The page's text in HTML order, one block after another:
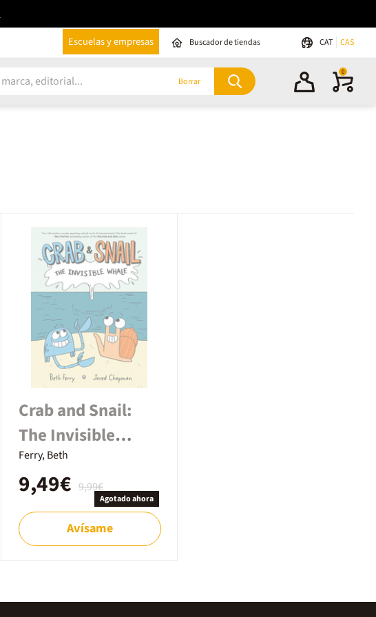
Escuelas y empresas Buscador de tiendas CAT CAS
Borrar
0
Crab and Snail:
The Invisible
Whale
Ferry, Beth
9,99€
9,49€ Agotado ahora
Avísame